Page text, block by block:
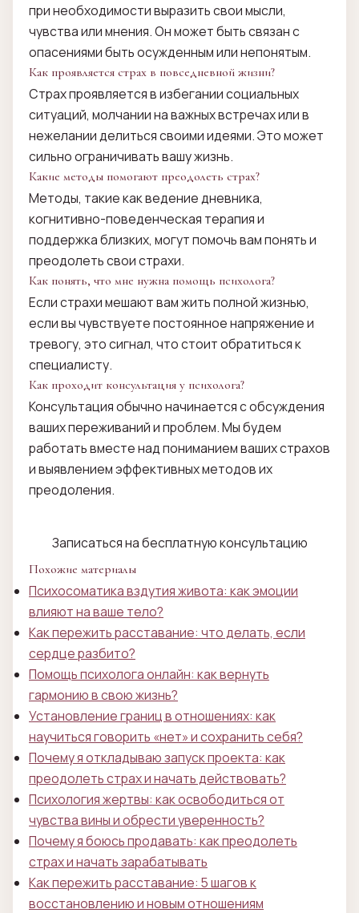
при необходимости выразить свои мысли,
чувства или мнения. Он может быть связан с
опасениями быть осужденным или непонятым.
Как проявляется страх в повседневной жизни?
Страх проявляется в избегании социальных
ситуаций, молчании на важных встречах или в
нежелании делиться своими идеями. Это может
сильно ограничивать вашу жизнь.
Какие методы помогают преодолеть страх?
Методы, такие как ведение дневника,
когнитивно-поведенческая терапия и
поддержка близких, могут помочь вам понять и
преодолеть свои страхи.
Как понять, что мне нужна помощь психолога?
Если страхи мешают вам жить полной жизнью,
если вы чувствуете постоянное напряжение и
тревогу, это сигнал, что стоит обратиться к
специалисту.
Как проходит консультация у психолога?
Консультация обычно начинается с обсуждения
ваших переживаний и проблем. Мы будем
работать вместе над пониманием ваших страхов
и выявлением эффективных методов их
преодоления.
Записаться на бесплатную консультацию
Похожие материалы
Психосоматика вздутия живота: как эмоции
влияют на ваше тело?
Как пережить расставание: что делать, если
сердце разбито?
Помощь психолога онлайн: как вернуть
гармонию в свою жизнь?
Установление границ в отношениях: как
научиться говорить «нет» и сохранить себя?
Почему я откладываю запуск проекта: как
преодолеть страх и начать действовать?
Психология жертвы: как освободиться от
чувства вины и обрести уверенность?
Почему я боюсь продавать: как преодолеть
страх и начать зарабатывать
Как пережить расставание: 5 шагов к
восстановлению и новым отношениям